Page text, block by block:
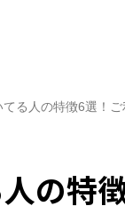
てる人の特徴6選！
の特